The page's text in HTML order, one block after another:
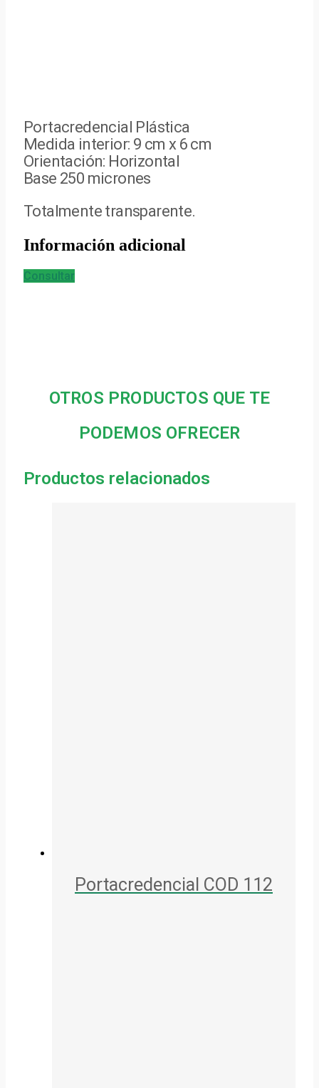
Portacredencial Plástica
Medida interior: 9 cm x 6 cm
Orientación: Horizontal
Base 250 micrones
Totalmente transparente.
Información adicional
Consultar
OTROS PRODUCTOS QUE TE
PODEMOS OFRECER
Productos relacionados
Portacredencial COD 112